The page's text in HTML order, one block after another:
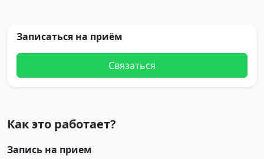
Записаться на приём
Связаться
Как это работает?
Запись на прием